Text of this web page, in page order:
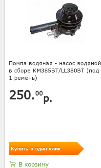
Помпа водяная - насос водяной
в сборе KM385BT/LL380BT (под
1 ремень)
250.00р.
Купить в один клик
В корзину